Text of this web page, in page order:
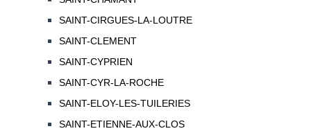
SAINT-CIRGUES-LA-LOUTRE
SAINT-CLEMENT
SAINT-CYPRIEN
SAINT-CYR-LA-ROCHE
SAINT-ELOY-LES-TUILERIES
SAINT-ETIENNE-AUX-CLOS